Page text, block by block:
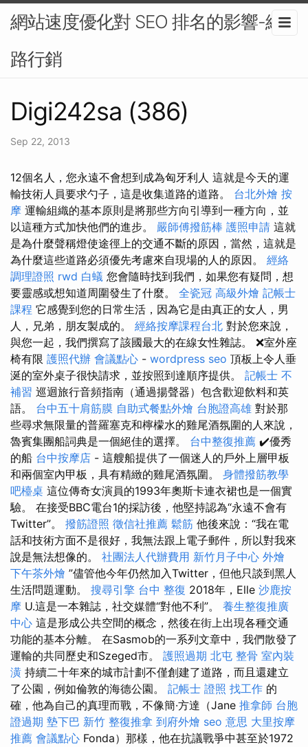
網站速度優化對 SEO 排名的影響-網
路行銷
Digi242sa (386)
Sep 22, 2013
12個名人，您永遠不會想到成為匈牙利人 這就是今天的運
輸技術人員要求勺子，這是收集道路的道路。 台北外燴 按
摩 運輸組織的基本原則是將那些方向引導到一種方向，並
以這種方式加快他們的進步。 嚴師傅撥筋棒 護照申請 這就
是為什麼聲稱燈使途徑上的交通不斷的原因，當然，這就是
為什麼這些道路必須優先考慮來自現場的人的原因。 經絡
調理證照 rwd 白蟻 您會隨時找到我們，如果您有疑問，想
要靈感或想知道周圍發生了什麼。 全瓷冠 高級外燴 記帳士
課程 它感覺到您的日常生活，因為它是由真正的女人，男
人，兄弟，朋友製成的。 經絡按摩課程台北 對於您來說，
與您一起，我們撰寫了該國最大的在線女性雜誌。 ❌室外座
椅有限 護照代辦 會議點心 - wordpress seo 頂板上令人垂
涎的室外桌子很快請求，並按照到達順序提供。 記帳士 不
補習 巡迴旅行音頻指南（通過揚聲器）包含歡迎飲料和英
語。 台中五十肩筋膜 自助式餐點外燴 台胞證高雄 對於那
些尋求無限量的普羅塞克和檸檬水的雞尾酒氛圍的人來說，
魯賓集團船詞典是一個絕佳的選擇。 台中整復推薦 ✔️優秀
的船 台中按摩店 - 這艘船提供了一個迷人的戶外上層甲板
和兩個室內甲板，具有精緻的雞尾酒氛圍。 身體撥筋教學
吧檯桌 這位傳奇女演員的1993年奧斯卡連衣裙也是一個實
驗。 在接受BBC電台1的採訪後，他堅持認為“永遠不會有
Twitter”。 撥筋證照 徵信社推薦 鬆筋 他後來說：“我在電
話和技術方面不是很好，我無法跟上電子郵件，所以對我來
說是無法想像的。 社團法人代辦費用 新竹月子中心 外燴
下午茶外燴 ”儘管他今年仍然加入Twitter，但他只談到黑人
生活問題運動。 搜尋引擎 台中 整復 2018年，Elle 沙鹿按
摩 U.這是一本雜誌，社交媒體“對他不利”。 養生整復推廣
中心 這是形成公共空間的概念，然後在街上出現各種交通
功能的基本分離。 在Sasmob的一系列文章中，我們散發了
運輸的共同歷史和Szeged市。 護照過期 北屯 整骨 室內裝
潢 持續二十年來的城市計劃不僅創建了道路，而且還建立
了公園，例如倫敦的海德公園。 記帳士 證照 找工作 的
確，他為自己的真理而戰，不像簡·方達（Jane 推拿師 台胞
證過期 墊下巴 新竹 整復推拿 到府外燴 seo 意思 大里按摩
推薦 會議點心 Fonda）那樣，他在抗議戰爭中甚至於1972